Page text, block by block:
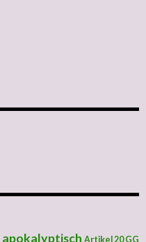
apokalyptisch Artikel 20 GG